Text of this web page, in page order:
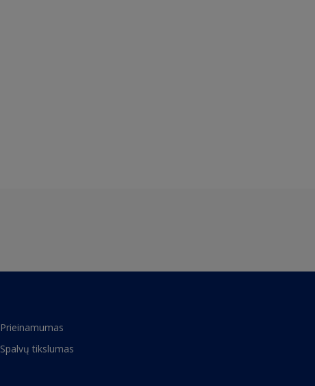
Prieinamumas
Spalvų tikslumas